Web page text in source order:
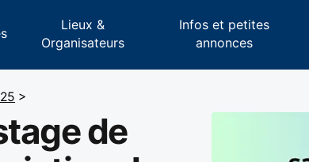
Lieux &
Organisateurs
Infos et petites
annonces
>
de